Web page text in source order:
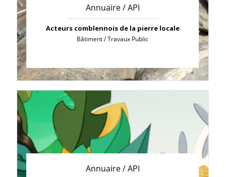
Annuaire / API
Acteurs comblennois de la pierre locale
Bâtiment / Travaux Public
Annuaire / API